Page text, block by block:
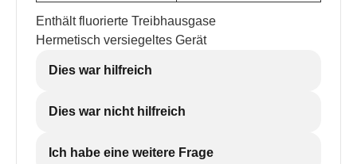
Enthält fluorierte Treibhausgase
Hermetisch versiegeltes Gerät
Dies war hilfreich
Dies war nicht hilfreich
Ich habe eine weitere Frage